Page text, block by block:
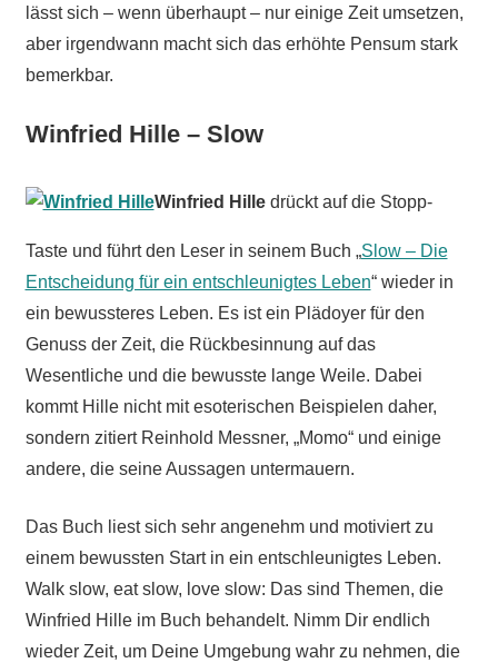
lässt sich – wenn überhaupt – nur einige Zeit umsetzen,
aber irgendwann macht sich das erhöhte Pensum stark
bemerkbar.
Winfried Hille – Slow
Winfried Hilledrückt auf die Stopp-
Taste und führt den Leser in seinem Buch „Slow – Die
Entscheidung für ein entschleunigtes Leben“ wieder in
ein bewussteres Leben. Es ist ein Plädoyer für den
Genuss der Zeit, die Rückbesinnung auf das
Wesentliche und die bewusste lange Weile. Dabei
kommt Hille nicht mit esoterischen Beispielen daher,
sondern zitiert Reinhold Messner, „Momo“ und einige
andere, die seine Aussagen untermauern.
Das Buch liest sich sehr angenehm und motiviert zu
einem bewussten Start in ein entschleunigtes Leben.
Walk slow, eat slow, love slow: Das sind Themen, die
Winfried Hille im Buch behandelt. Nimm Dir endlich
wieder Zeit, um Deine Umgebung wahr zu nehmen, die